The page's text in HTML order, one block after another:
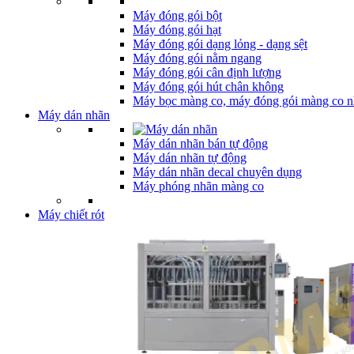
Máy đóng gói bột
Máy đóng gói hạt
Máy đóng gói dạng lỏng - dạng sệt
Máy đóng gói nằm ngang
Máy đóng gói cân định lượng
Máy đóng gói hút chân không
Máy bọc màng co, máy đóng gói màng co
Máy dán nhãn
Máy dán nhãn bán tự động
Máy dán nhãn tự động
Máy dán nhãn decal chuyên dụng
Máy phóng nhãn màng co
Máy chiết rót